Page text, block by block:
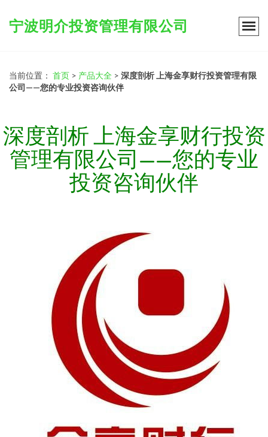
宁波明介投资管理有限公司
当前位置： 首页 > 产品大全 > 深度剖析 上海金享财行投资管理有限
公司——您的专业投资咨询伙伴
深度剖析 上海金享财行投资
管理有限公司——您的专业
投资咨询伙伴